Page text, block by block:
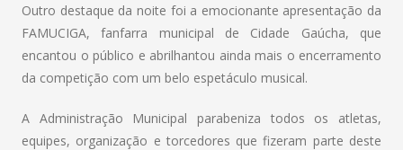
Outro destaque da noite foi a emocionante apresentação da
FAMUCIGA, fanfarra municipal de Cidade Gaúcha, que
encantou o público e abrilhantou ainda mais o encerramento
da competição com um belo espetáculo musical.
A Administração Municipal parabeniza todos os atletas,
equipes, organização e torcedores que fizeram parte deste